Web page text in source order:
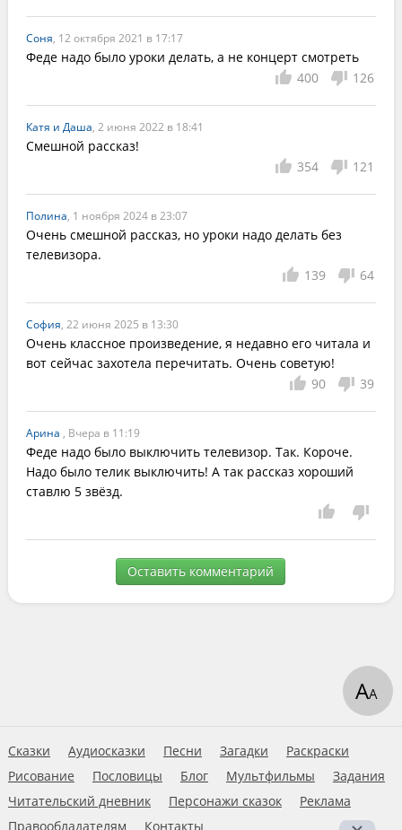
Соня, 12 октября 2021 в 17:17
Феде надо было уроки делать, а не концерт смотреть
400
126
Катя и Даша, 2 июня 2022 в 18:41
Смешной рассказ!
354
121
Полина, 1 ноября 2024 в 23:07
Очень смешной рассказ, но уроки надо делать без
телевизора.
139
64
София, 22 июня 2025 в 13:30
Очень классное произведение, я недавно его читала и
вот сейчас захотела перечитать. Очень советую!
90
39
Арина , Вчера в 11:19
Феде надо было выключить телевизор. Так. Короче.
Надо было телик выключить! А так рассказ хороший
ставлю 5 звёзд.
Оставить комментарий
Сказки Аудиосказки Песни Загадки
Раскраски
Рисование
Пословицы Блог Мультфильмы
Задания
Читательский дневник
Персонажи сказок
Реклама
Правообладателям
Контакты
АА